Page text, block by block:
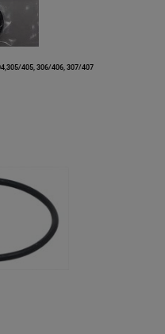
405, 306/406, 307/407